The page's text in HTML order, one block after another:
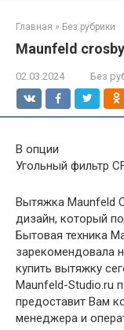
Главная » Без рубрики
Maunfeld
02.03.2024 Без
В опции
Угольный фильтр
Вытяжка Maunfeld
дизайн, который
Бытовая техника
зарекомендовала
купить вытяжку
Maunfeld-Studio.ru
предоставит Вам
менеджера и